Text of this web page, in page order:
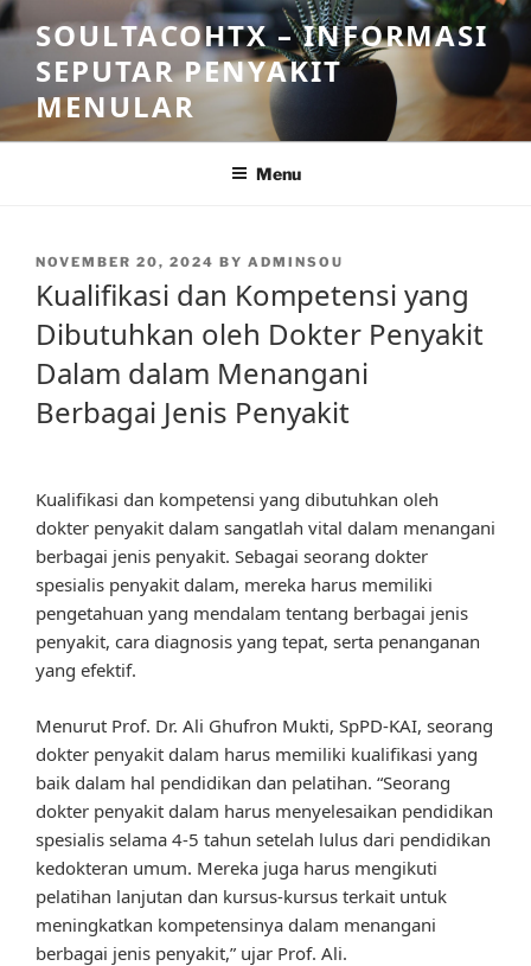
Skip
to
content
SOULTACOHTX – INFORMASI
SEPUTAR PENYAKIT
MENULAR
Menu
POSTED
NOVEMBER 20, 2024 BY ADMINSOU
Kualifikasi dan Kompetensi yang
Dibutuhkan oleh Dokter Penyakit
Dalam dalam Menangani
Berbagai Jenis Penyakit
Kualifikasi dan kompetensi yang dibutuhkan oleh
dokter penyakit dalam sangatlah vital dalam menangani
berbagai jenis penyakit. Sebagai seorang dokter
spesialis penyakit dalam, mereka harus memiliki
pengetahuan yang mendalam tentang berbagai jenis
penyakit, cara diagnosis yang tepat, serta penanganan
yang efektif.
Menurut Prof. Dr. Ali Ghufron Mukti, SpPD-KAI, seorang
dokter penyakit dalam harus memiliki kualifikasi yang
baik dalam hal pendidikan dan pelatihan. “Seorang
dokter penyakit dalam harus menyelesaikan pendidikan
spesialis selama 4-5 tahun setelah lulus dari pendidikan
kedokteran umum. Mereka juga harus mengikuti
pelatihan lanjutan dan kursus-kursus terkait untuk
meningkatkan kompetensinya dalam menangani
berbagai jenis penyakit,” ujar Prof. Ali.